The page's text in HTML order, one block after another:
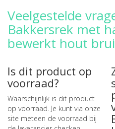
Veelgestelde
Bakkersrek met
bewerkt hout
Is dit product op
voorraad?
Waarschijnlijk is dit product
op voorraad. Je kunt via onze
site meteen de voorraad bij